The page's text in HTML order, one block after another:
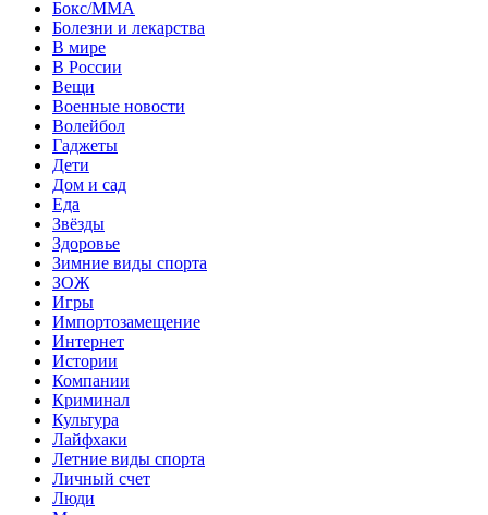
Бокс/MMA
Болезни и лекарства
В мире
В России
Вещи
Военные новости
Волейбол
Гаджеты
Дети
Дом и сад
Еда
Звёзды
Здоровье
Зимние виды спорта
ЗОЖ
Игры
Импортозамещение
Интернет
Истории
Компании
Криминал
Культура
Лайфхаки
Летние виды спорта
Личный счет
Люди